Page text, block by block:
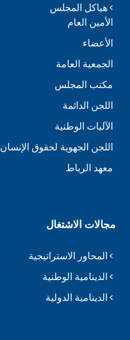
هياكل المجلس
الأمين العام
الأعضاء
الجمعية العامة
مكتب المجلس
اللجن الدائمة
الآليات الوطنية
اللجن الجهوية لحقوق الإنسان
معهد الرباط
مجالات الاشتغال
المحاور الاستراتيجية
الدينامية الوطنية
الدينامية الدولية